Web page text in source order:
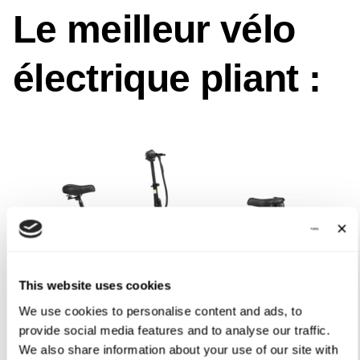
This website uses cookies
We use cookies to personalise content and ads, to
provide social media features and to analyse our traffic.
We also share information about your use of our site with
Le meilleur vélo
électrique pliant :